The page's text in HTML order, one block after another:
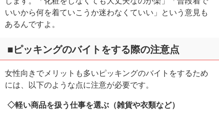
いいから何を着ていこうか迷わなくていい」という意見も
あるんですよ。
■ピッキングのバイトをする際の注意点
女性向きでメリットも多いピッキングのバイトをするため
には、以下のような点に注意が必要です。
◇軽い商品を扱う仕事を選ぶ（雑貨や衣類など）